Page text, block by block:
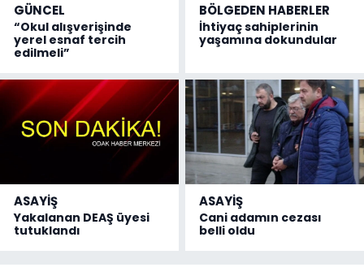
GÜNCEL
“Okul alışverişinde
yerel esnaf tercih
edilmeli”
BÖLGEDEN HABERLER
İhtiyaç sahiplerinin
yaşamına dokundular
ASAYİŞ
Yakalanan DEAŞ üyesi
tutuklandı
ASAYİŞ
Cani adamın cezası
belli oldu